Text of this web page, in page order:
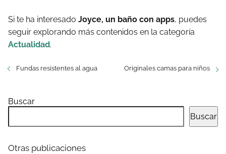
Si te ha interesado Joyce, un baño con apps, puedes
seguir explorando más contenidos en la categoría
Actualidad.
Fundas resistentes al agua Originales camas para niños
Buscar
Buscar
Otras publicaciones